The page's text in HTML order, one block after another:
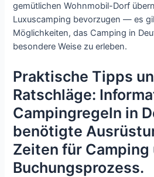
gemütlichen Wohnmobil-Dorf
Luxuscamping bevorzugen — es
Möglichkeiten, das Camping in
besondere Weise zu erleben.
Praktische Tipps
Ratschläge:
Campingregeln in
benötigte
Zeiten für Camping
Buchungsprozess.